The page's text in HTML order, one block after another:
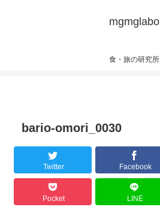
mgmglabo
食・旅の研究所
bario-omori_0030
Twitter Facebook
Pocket LINE